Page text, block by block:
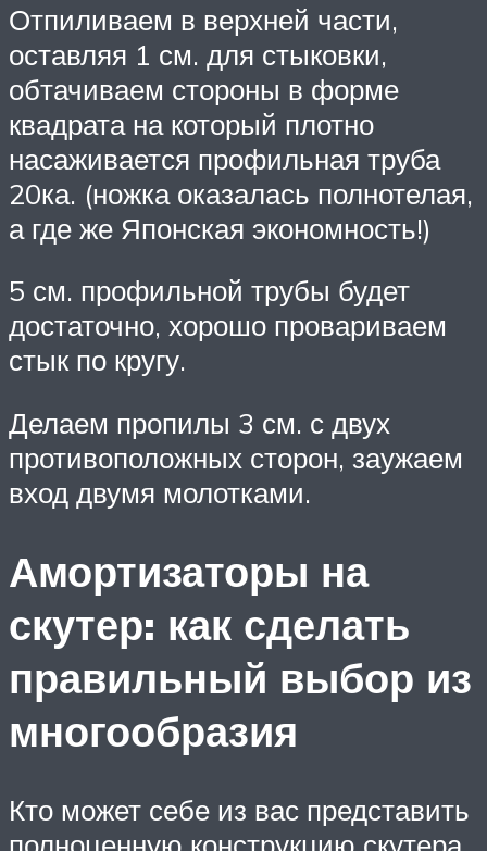
Отпиливаем в верхней части,
оставляя 1 см. для стыковки,
обтачиваем стороны в форме
квадрата на который плотно
насаживается профильная труба
20ка. (ножка оказалась полнотелая,
а где же Японская экономность!)
5 см. профильной трубы будет
достаточно, хорошо провариваем
стык по кругу.
Делаем пропилы 3 см. с двух
противоположных сторон, заужаем
вход двумя молотками.
Амортизаторы на
скутер: как сделать
правильный выбор из
многообразия
Кто может себе из вас представить